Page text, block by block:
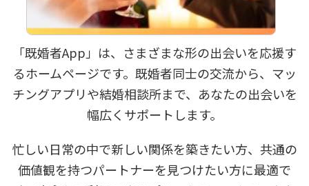
「既婚者App」は、さまざまな形の出会いを応援す
るホームページです。既婚者同士の交流から、マッ
チングアプリや結婚相談所まで、あなたの出会いを
幅広くサポートします。
忙しい日常の中で新しい関係を築きたい方、共通の
価値観を持つパートナーを見つけたい方に最適で